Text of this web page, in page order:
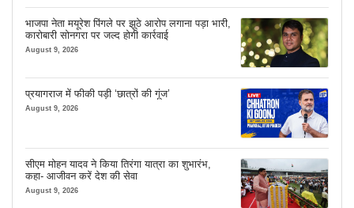
भाजपा नेता मयूरेश पिंगले पर झूठे आरोप लगाना पड़ा भारी,
कारोबारी सोनगरा पर जल्द होगी कार्रवाई
August 9, 2026
प्रयागराज में फीकी पड़ी ‘छात्रों की गूंज’
August 9, 2026
सीएम मोहन यादव ने किया तिरंगा यात्रा का शुभारंभ,
कहा- आजीवन करें देश की सेवा
August 9, 2026